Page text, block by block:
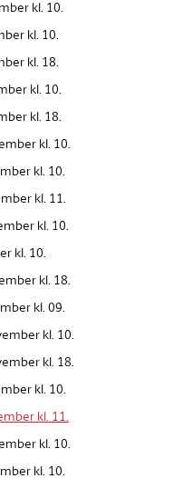
kl. 10.
kl. 10.
kl. 18.
kl. 10.
kl. 18.
kl. 10.
kl. 10.
kl. 11.
kl. 10.
kl. 10.
kl. 18.
kl. 09.
kl. 10.
kl. 18.
kl. 10.
kl. 11.
kl. 10.
kl. 10.